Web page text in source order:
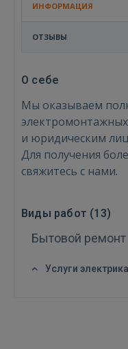
ИНФОРМАЦИЯ
ОТЗЫВЫ
О себе
Мы оказываем
и юридическим
Для получения
свяжитесь с нами.
Виды работ (13)
Бытовой ремонт
Услуги электрика